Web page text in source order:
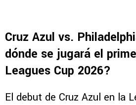
Cruz Azul vs.
dónde se jugará el
Leagues Cup 2026?
El debut de Cruz Azul en la